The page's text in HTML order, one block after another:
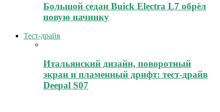
Большой седан Buick Electra L7 обрёл
новую начинку
Тест-драйв
Итальянский дизайн, поворотный
экран и пламенный дрифт: тест-драйв
Deepal S07